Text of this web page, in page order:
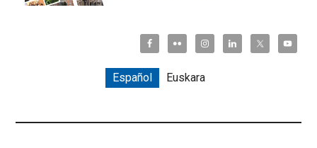
Español Euskara